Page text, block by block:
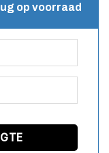
op voorraad